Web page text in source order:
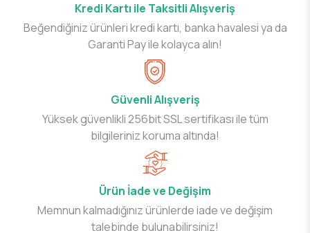
Kredi Kartı ile Taksitli Alışveriş
Beğendiğiniz ürünleri kredi kartı, banka havalesi ya da
Garanti Pay ile kolayca alın!
Güvenli Alışveriş
Yüksek güvenlikli 256bit SSL sertifikası ile tüm
bilgileriniz koruma altında!
Ürün İade ve Değişim
Memnun kalmadığınız ürünlerde iade ve değişim
talebinde bulunabilirsiniz!